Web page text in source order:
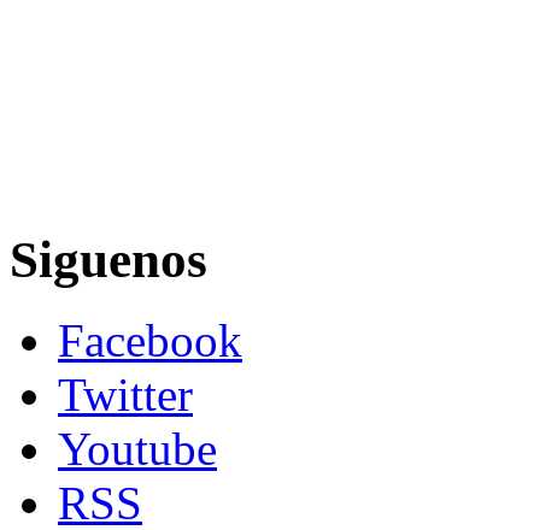
Siguenos
Facebook
Twitter
Youtube
RSS